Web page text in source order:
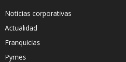
Noticias corporativas
Actualidad
Franquicias
Pymes